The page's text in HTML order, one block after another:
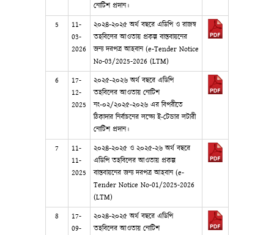
নোটিশ প্রদান।
5
11-
03-
2026
২০২৪-২০২৫ অর্থ বছরে এডিপি ও রাজস্ব
তহবিলের আওতায় প্রকল্প বাস্তবায়নের
জন্য দরপত্র আহবান (e-Tender Notice
No-03/2025-2026 (LTM)
6
17-
12-
2025
২০২৫-২০২৬ অর্থ বছরে এডিপি
তহবিলের আওতায় নোটিশ
নং-০২/২০২৫-২০২৬ এর বিপরীতে
ঠিকাদার নির্বাচনের লক্ষ্যে ই-টেন্ডার লটারী
নোটিশ প্রদান।
7
11-
11-
2025
২০২৪-২০২৫ ও ২০২৫-২৬ অর্থ বছরে
এডিপি তহবিলের আওতায় প্রকল্প
বাস্তবায়নের জন্য দরপত্র আহবান (e-
Tender Notice No-01/2025-2026
(LTM)
8
17-
09-
২০২৪-২০২৫ অর্থ বছরে এডিপি
তহবিলের আওতায় নোটিশ